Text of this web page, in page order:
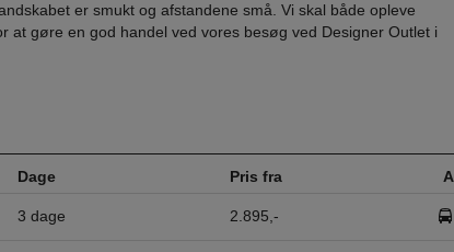
er smukt og afstandene små. Vi skal både opleve
at gøre en god handel ved vores besøg ved Designer Outlet i
Dage Pris fra
3 dage 2.895,-